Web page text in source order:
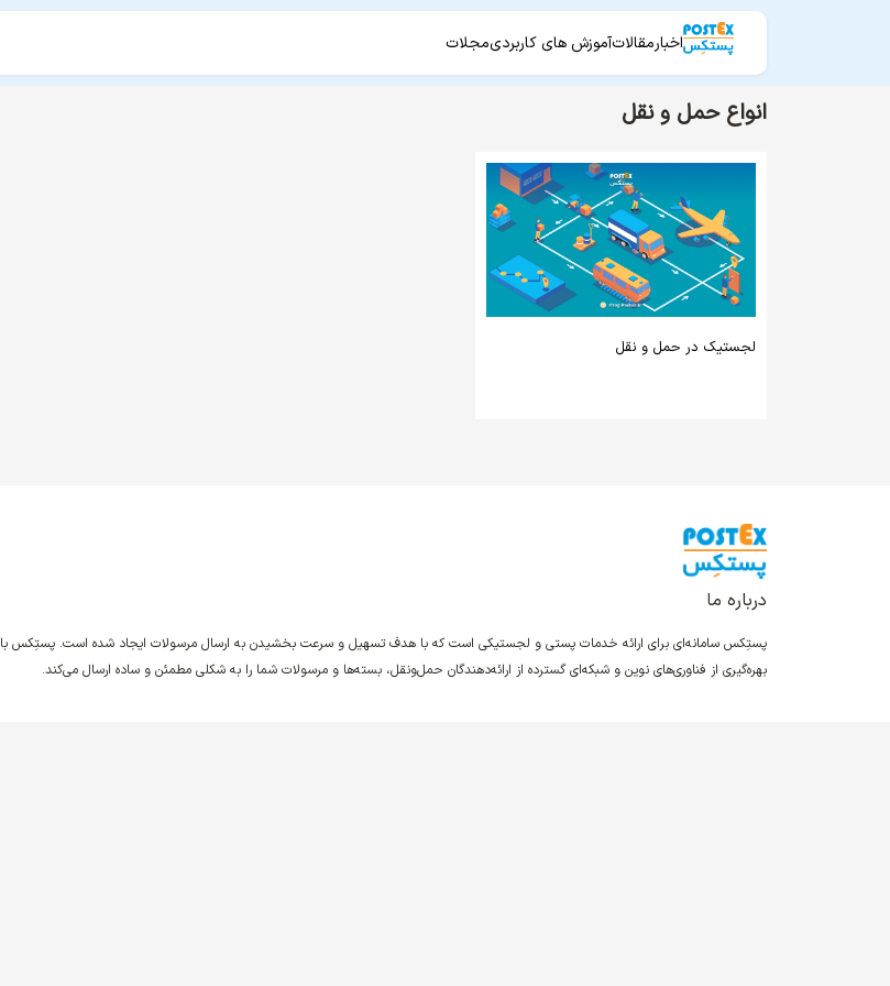
اخبارمقالاتآموزش های کاربردیمجلات
انواع حمل و نقل
لجستیک در حمل و نقل
درباره ما
پستِکس سامانه‌ای برای ارائه خدمات پستی و لجستیکی است که با هدف تسهیل و سرعت بخشیدن به ارسال مرسولات ایجاد شده است. پستِکس با
بهره‌گیری از فناوری‌های نوین و شبکه‌ای گسترده از ارائه‌دهندگان حمل‌ونقل، بسته‌ها و مرسولات شما را به شکلی مطمئن و ساده ارسال می‌کند.